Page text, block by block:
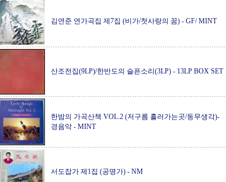
김연준 연가곡집 제7집 (비가/첫사랑의 꿈) - GF/ MINT
산조전집(9LP)/한반도의 슬픈소리(3LP) - 13LP BOX SET
한밤의 가곡산책 VOL.2 (저구름 흘러가는곳/동무생각)-
경음악 - MINT
서도잡가 제1집 (공명가) - NM